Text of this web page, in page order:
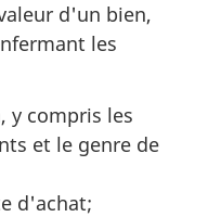
d'un bien,
les
y compris les
et le genre de
d'achat;